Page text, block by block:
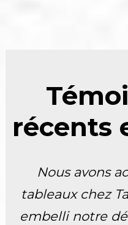
récents
Nous avons
tableaux chez
embelli notre